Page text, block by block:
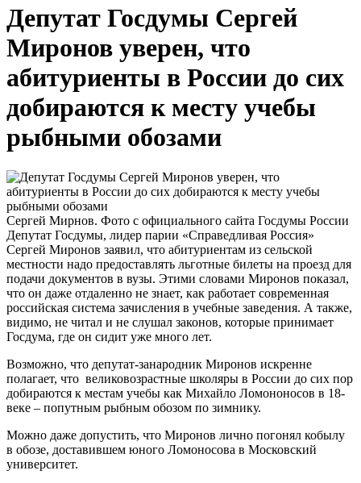
Депутат Госдумы Сергей
Миронов уверен, что
абитуриенты в России до сих
добираются к месту учебы
рыбными обозами
Сергей Мирнов. Фото с официального сайта Госдумы России
Депутат Госдумы, лидер парии «Справедливая Россия»
Сергей Миронов заявил, что абитуриентам из сельской
местности надо предоставлять льготные билеты на проезд для
подачи документов в вузы. Этими словами Миронов показал,
что он даже отдаленно не знает, как работает современная
российская система зачисления в учебные заведения. А также,
видимо, не читал и не слушал законов, которые принимает
Госдума, где он сидит уже много лет.
Возможно, что депутат-занародник Миронов искренне
полагает, что великовозрастные школяры в России до сих пор
добираются к местам учебы как Михайло Ломононосов в 18-
веке – попутным рыбным обозом по зимнику.
Можно даже допустить, что Миронов лично погонял кобылу
в обозе, доставившем юного Ломоносова в Московский
университет.